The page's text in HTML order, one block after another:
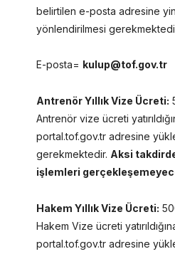
belirtilen e-posta adresine
yönlendirilmesi
E-posta= kulup@tof.gov.tr
Antrenör Yıllık Vize Ücreti:
Antrenör vize ücreti
portal.tof.gov.tr adresine
gerekmektedir. Aksi
işlemleri
Hakem Yıllık Vize Ücreti:
Hakem Vize ücreti
portal.tof.gov.tr adresine